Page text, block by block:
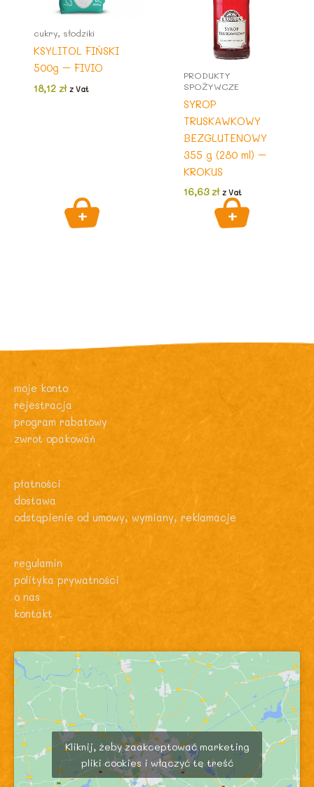
cukry, słodziki
KSYLITOL FIŃSKI
500g – FIVIO
18,12 zł z Vat
PRODUKTY
SPOŻYWCZE
SYROP
TRUSKAWKOWY
BEZGLUTENOWY
355 g (280 ml) –
KROKUS
16,63zł z Vat
moje konto
rejestracja
program rabatowy
zwrot opakowań
płatności
dostawa
odstąpienie od umowy, wymiany, reklamacje
regulamin
polityka prywatności
o nas
kontakt
Kliknij, żeby zaakceptować marketing
pliki cookies i włączyć tę treść